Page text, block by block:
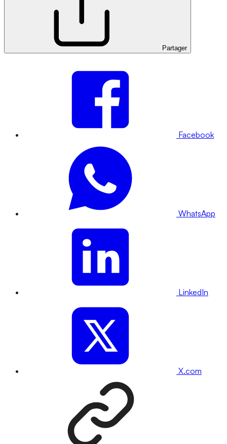
Partager
Facebook
WhatsApp
LinkedIn
X.com